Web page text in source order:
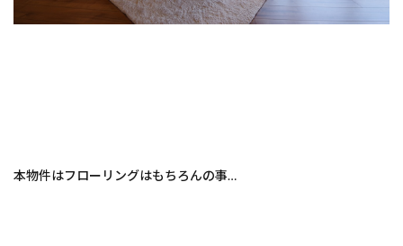
本物件はフローリングはもちろんの事…